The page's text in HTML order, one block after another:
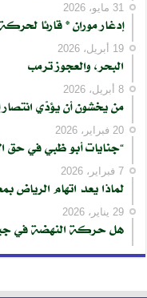
31 مايو، 2026
إدغار موران * قارئا
19 أبريل، 2026
البحر، والعجوز ترمب
8 أبريل، 2026
من يخشون أن يؤدّي انتصار
20 فبراير، 2026
“جنايات أبو ظبي في حق
7 فبراير، 2026
لماذا يعد اتهام الرياض
29 يناير، 2026
هل حركة النهضة في جيب